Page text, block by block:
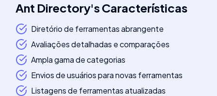
Ant Directory'sCaracterísticas
Diretório de ferramentas abrangente
Avaliações detalhadas e comparações
Ampla gama de categorias
Envios de usuários para novas ferramentas
Listagens de ferramentas atualizadas